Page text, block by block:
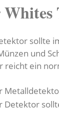
sollte
und
reicht ein
Detektor